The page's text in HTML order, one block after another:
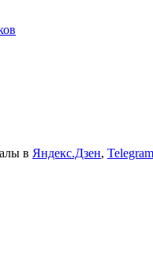
в Яндекс.Дзен, Telegram